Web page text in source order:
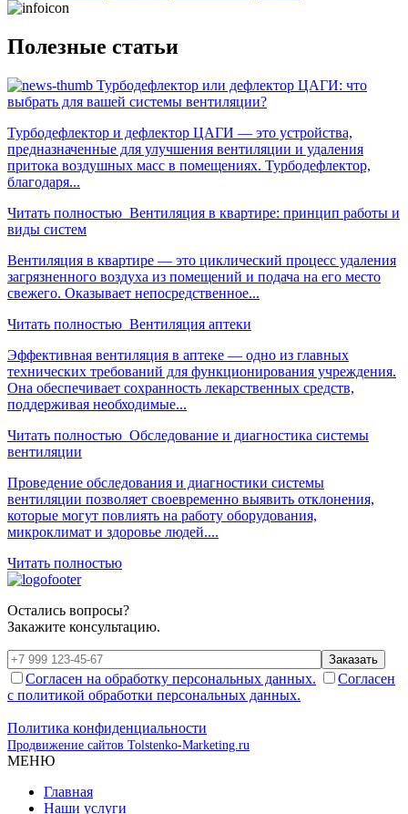
Полезные статьи
Турбодефлектор или дефлектор ЦАГИ: что
выбрать для вашей системы вентиляции?
Турбодефлектор и дефлектор ЦАГИ — это устройства,
предназначенные для улучшения вентиляции и удаления
притока воздушных масс в помещениях. Турбодефлектор,
благодаря...
Читать полностью Вентиляция в квартире: принцип работы и
виды систем
Вентиляция в квартире — это циклический процесс удаления
загрязненного воздуха из помещений и подача на его место
свежего. Оказывает непосредственное...
Читать полностью Вентиляция аптеки
Эффективная вентиляция в аптеке — одно из главных
технических требований для функционирования учреждения.
Она обеспечивает сохранность лекарственных средств,
поддерживая необходимые...
Читать полностью Обследование и диагностика системы
вентиляции
Проведение обследования и диагностики системы
вентиляции позволяет своевременно выявить отклонения,
которые могут повлиять на работу оборудования,
микроклимат и здоровье людей....
Читать полностью
Остались вопросы?
Закажите консультацию.
Заказать
Согласен на обработку персональных данных.
Согласен
с политикой обработки персональных данных.
Политика конфиденциальности
Продвижение сайтов Tolstenko-Marketing.ru
МЕНЮ
Главная
Наши услуги